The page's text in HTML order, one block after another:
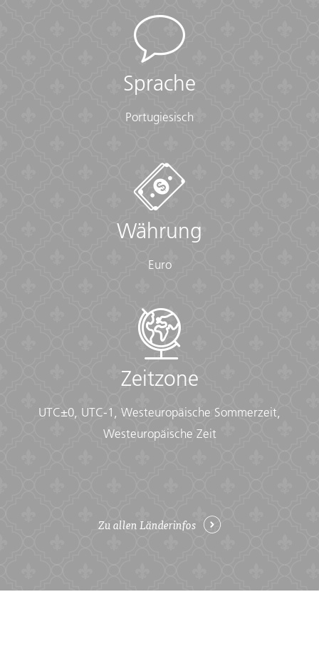
Sprache
Portugiesisch
Währung
Euro
Zeitzone
UTC±0, UTC-1, Westeuropäische Sommerzeit,
Westeuropäische Zeit
Zu allen Länderinfos